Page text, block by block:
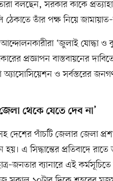
বলছেন, সরকার কাকে
তাঁর পক্ষ নিয়ে
‘জুলাই যোদ্ধা ও
প্রজ্ঞাপন বাস্তবায়নের
ও সর্বস্তরের
থেকে যেতে দেব না’
দেশের পাঁচটি জেলার জেলা
হয়। এ সিদ্ধান্তের প্রতিবাদে
ব্যানারে এই